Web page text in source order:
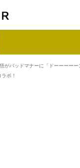
がバッドマナーに「ドーーーー
ボ！